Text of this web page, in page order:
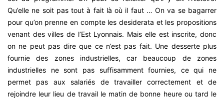
Qu’elle ne soit pas tout à fait là où il faut … On va se bagarrer
pour qu’on prenne en compte les desiderata et les propositions
venant des villes de l’Est Lyonnais. Mais elle est inscrite, donc
on ne peut pas dire que ce n’est pas fait. Une desserte plus
fournie des zones industrielles, car beaucoup de zones
industrielles ne sont pas suffisamment fournies, ce qui ne
permet pas aux salariés de travailler correctement et de
rejoindre leur lieu de travail le matin de bonne heure ou tard le